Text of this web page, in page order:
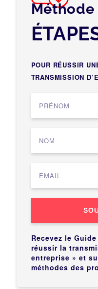
Méthode
POUR RÉUSSIR
TRANSMISSION
Recevez le
réussir la
entreprise » et
méthodes des